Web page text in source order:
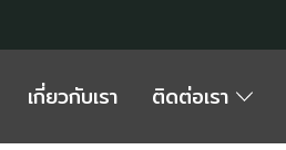
เกี่ยวกับเรา ติดต่อเรา